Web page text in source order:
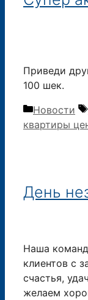
Приведи
100 шек.
Рубрики
Новости
квартиры
День
Наша
клиентов с
счастья,
желаем